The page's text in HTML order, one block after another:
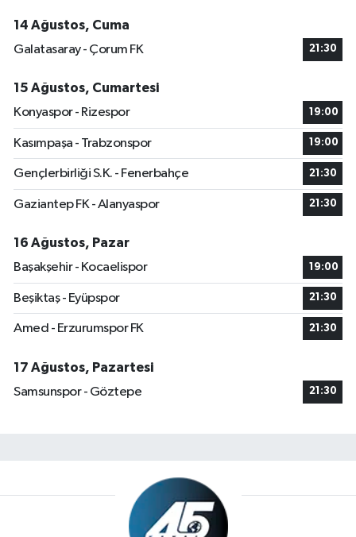
14 Ağustos, Cuma
Galatasaray - Çorum FK
21:30
15 Ağustos, Cumartesi
Konyaspor - Rizespor
19:00
Kasımpaşa - Trabzonspor 19:00
Gençlerbirliği S.K. - Fenerbahçe 21:30
Gaziantep FK - Alanyaspor 21:30
16 Ağustos, Pazar
Başakşehir - Kocaelispor
19:00
Beşiktaş - Eyüpspor 21:30
Amed - Erzurumspor FK 21:30
17 Ağustos, Pazartesi
Samsunspor - Göztepe
21:30